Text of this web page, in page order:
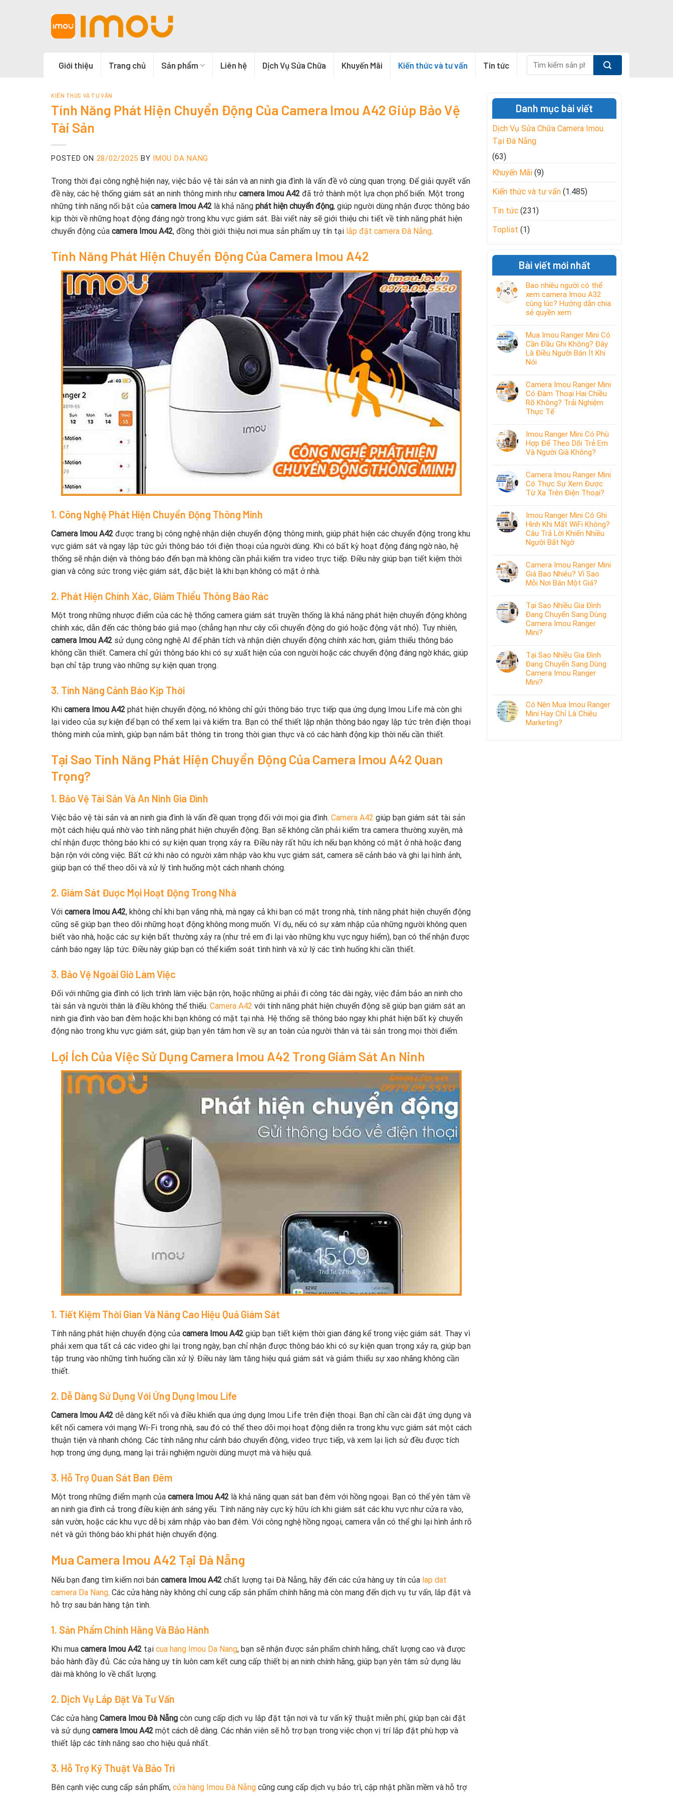
Giới thiệu Trang chủ Sản phẩm Liên hệ Dịch Vụ Sửa Chữa Khuyến Mãi Kiến thức và tư vấn Tin tức
kiếm:
KIẾN THỨC VÀ TƯ VẤN
Tính Năng Phát Hiện Chuyển Động Của Camera Imou A42 Giúp Bảo Vệ
Tài Sản
POSTED ON 28/02/2025 BY IMOU DA NANG
Trong thời đại công nghệ hiện nay, việc bảo vệ tài sản và an ninh gia đình là vấn đề vô cùng quan trọng. Để giải quyết vấn
đề này, các hệ thống giám sát an ninh thông minh như camera Imou A42 đã trở thành một lựa chọn phổ biến. Một trong
những tính năng nổi bật của camera Imou A42 là khả năng phát hiện chuyển động, giúp người dùng nhận được thông báo
kịp thời về những hoạt động đáng ngờ trong khu vực giám sát. Bài viết này sẽ giới thiệu chi tiết về tính năng phát hiện
chuyển động của camera Imou A42, đồng thời giới thiệu nơi mua sản phẩm uy tín tại lắp đặt camera Đà Nẵng.
Tính Năng Phát Hiện Chuyển Động Của Camera Imou A42
1. Công Nghệ Phát Hiện Chuyển Động Thông Minh
Camera Imou A42 được trang bị công nghệ nhận diện chuyển động thông minh, giúp phát hiện các chuyển động trong khu
vực giám sát và ngay lập tức gửi thông báo tới điện thoại của người dùng. Khi có bất kỳ hoạt động đáng ngờ nào, hệ
thống sẽ nhận diện và thông báo đến bạn mà không cần phải kiểm tra video trực tiếp. Điều này giúp bạn tiết kiệm thời
gian và công sức trong việc giám sát, đặc biệt là khi bạn không có mặt ở nhà.
2. Phát Hiện Chính Xác, Giảm Thiểu Thông Báo Rác
Một trong những nhược điểm của các hệ thống camera giám sát truyền thống là khả năng phát hiện chuyển động không
chính xác, dẫn đến các thông báo giả mạo (chẳng hạn như cây cối chuyển động do gió hoặc động vật nhỏ). Tuy nhiên,
camera Imou A42 sử dụng công nghệ AI để phân tích và nhận diện chuyển động chính xác hơn, giảm thiểu thông báo
không cần thiết. Camera chỉ gửi thông báo khi có sự xuất hiện của con người hoặc các chuyển động đáng ngờ khác, giúp
bạn chỉ tập trung vào những sự kiện quan trọng.
3. Tính Năng Cảnh Báo Kịp Thời
Khi camera Imou A42 phát hiện chuyển động, nó không chỉ gửi thông báo trực tiếp qua ứng dụng Imou Life mà còn ghi
lại video của sự kiện để bạn có thể xem lại và kiểm tra. Bạn có thể thiết lập nhận thông báo ngay lập tức trên điện thoại
thông minh của mình, giúp bạn nắm bắt thông tin trong thời gian thực và có các hành động kịp thời nếu cần thiết.
Tại Sao Tính Năng Phát Hiện Chuyển Động Của Camera Imou A42 Quan
Trọng?
1. Bảo Vệ Tài Sản Và An Ninh Gia Đình
Việc bảo vệ tài sản và an ninh gia đình là vấn đề quan trọng đối với mọi gia đình. Camera A42 giúp bạn giám sát tài sản
một cách hiệu quả nhờ vào tính năng phát hiện chuyển động. Bạn sẽ không cần phải kiểm tra camera thường xuyên, mà
chỉ nhận được thông báo khi có sự kiện quan trọng xảy ra. Điều này rất hữu ích nếu bạn không có mặt ở nhà hoặc đang
bận rộn với công việc. Bất cứ khi nào có người xâm nhập vào khu vực giám sát, camera sẽ cảnh báo và ghi lại hình ảnh,
giúp bạn có thể theo dõi và xử lý tình huống một cách nhanh chóng.
2. Giám Sát Được Mọi Hoạt Động Trong Nhà
Với camera Imou A42, không chỉ khi bạn vắng nhà, mà ngay cả khi bạn có mặt trong nhà, tính năng phát hiện chuyển động
cũng sẽ giúp bạn theo dõi những hoạt động không mong muốn. Ví dụ, nếu có sự xâm nhập của những người không quen
biết vào nhà, hoặc các sự kiện bất thường xảy ra (như trẻ em đi lại vào những khu vực nguy hiểm), bạn có thể nhận được
cảnh báo ngay lập tức. Điều này giúp bạn có thể kiểm soát tình hình và xử lý các tình huống khi cần thiết.
3. Bảo Vệ Ngoài Giờ Làm Việc
Đối với những gia đình có lịch trình làm việc bận rộn, hoặc những ai phải đi công tác dài ngày, việc đảm bảo an ninh cho
tài sản và người thân là điều không thể thiếu. Camera A42 với tính năng phát hiện chuyển động sẽ giúp bạn giám sát an
ninh gia đình vào ban đêm hoặc khi bạn không có mặt tại nhà. Hệ thống sẽ thông báo ngay khi phát hiện bất kỳ chuyển
động nào trong khu vực giám sát, giúp bạn yên tâm hơn về sự an toàn của người thân và tài sản trong mọi thời điểm.
Lợi Ích Của Việc Sử Dụng Camera Imou A42 Trong Giám Sát An Ninh
1. Tiết Kiệm Thời Gian Và Nâng Cao Hiệu Quả Giám Sát
Tính năng phát hiện chuyển động của camera Imou A42 giúp bạn tiết kiệm thời gian đáng kể trong việc giám sát. Thay vì
phải xem qua tất cả các video ghi lại trong ngày, bạn chỉ nhận được thông báo khi có sự kiện quan trọng xảy ra, giúp bạn
tập trung vào những tình huống cần xử lý. Điều này làm tăng hiệu quả giám sát và giảm thiểu sự xao nhãng không cần
thiết.
2. Dễ Dàng Sử Dụng Với Ứng Dụng Imou Life
Camera Imou A42 dễ dàng kết nối và điều khiển qua ứng dụng Imou Life trên điện thoại. Bạn chỉ cần cài đặt ứng dụng và
kết nối camera với mạng Wi-Fi trong nhà, sau đó có thể theo dõi mọi hoạt động diễn ra trong khu vực giám sát một cách
thuận tiện và nhanh chóng. Các tính năng như cảnh báo chuyển động, video trực tiếp, và xem lại lịch sử đều được tích
hợp trong ứng dụng, mang lại trải nghiệm người dùng mượt mà và hiệu quả.
3. Hỗ Trợ Quan Sát Ban Đêm
Một trong những điểm mạnh của camera Imou A42 là khả năng quan sát ban đêm với hồng ngoại. Bạn có thể yên tâm về
an ninh gia đình cả trong điều kiện ánh sáng yếu. Tính năng này cực kỳ hữu ích khi giám sát các khu vực như cửa ra vào,
sân vườn, hoặc các khu vực dễ bị xâm nhập vào ban đêm. Với công nghệ hồng ngoại, camera vẫn có thể ghi lại hình ảnh rõ
nét và gửi thông báo khi phát hiện chuyển động.
Mua Camera Imou A42 Tại Đà Nẵng
Nếu bạn đang tìm kiếm nơi bán camera Imou A42 chất lượng tại Đà Nẵng, hãy đến các cửa hàng uy tín của lap dat
camera Da Nang. Các cửa hàng này không chỉ cung cấp sản phẩm chính hãng mà còn mang đến dịch vụ tư vấn, lắp đặt và
hỗ trợ sau bán hàng tận tình.
1. Sản Phẩm Chính Hãng Và Bảo Hành
Khi mua camera Imou A42 tại cua hang Imou Da Nang, bạn sẽ nhận được sản phẩm chính hãng, chất lượng cao và được
bảo hành đầy đủ. Các cửa hàng uy tín luôn cam kết cung cấp thiết bị an ninh chính hãng, giúp bạn yên tâm sử dụng lâu
dài mà không lo về chất lượng.
2. Dịch Vụ Lắp Đặt Và Tư Vấn
Các cửa hàng Camera Imou Đà Nẵng còn cung cấp dịch vụ lắp đặt tận nơi và tư vấn kỹ thuật miễn phí, giúp bạn cài đặt
và sử dụng camera Imou A42 một cách dễ dàng. Các nhân viên sẽ hỗ trợ bạn trong việc chọn vị trí lắp đặt phù hợp và
thiết lập các tính năng sao cho hiệu quả nhất.
3. Hỗ Trợ Kỹ Thuật Và Bảo Trì
Bên cạnh việc cung cấp sản phẩm, cửa hàng Imou Đà Nẵng cũng cung cấp dịch vụ bảo trì, cập nhật phần mềm và hỗ trợ
Danh mục bài viết
Dịch Vụ Sửa Chữa Camera Imou
Tại Đà Nẵng
(63)
Khuyến Mãi (9)
Kiến thức và tư vấn (1.485)
Tin tức (231)
Toplist (1)
Bài viết mới nhất
Bao nhiêu người có thể
xem camera Imou A32
cùng lúc? Hướng dẫn chia
sẻ quyền xem
Mua Imou Ranger Mini Có
Cần Đầu Ghi Không? Đây
Là Điều Người Bán Ít Khi
Nói
Camera Imou Ranger Mini
Có Đàm Thoại Hai Chiều
Rõ Không? Trải Nghiệm
Thực Tế
Imou Ranger Mini Có Phù
Hợp Để Theo Dõi Trẻ Em
Và Người Già Không?
Camera Imou Ranger Mini
Có Thực Sự Xem Được
Từ Xa Trên Điện Thoại?
Imou Ranger Mini Có Ghi
Hình Khi Mất WiFi Không?
Câu Trả Lời Khiến Nhiều
Người Bất Ngờ
Camera Imou Ranger Mini
Giá Bao Nhiêu? Vì Sao
Mỗi Nơi Bán Một Giá?
Tại Sao Nhiều Gia Đình
Đang Chuyển Sang Dùng
Camera Imou Ranger
Mini?
Tại Sao Nhiều Gia Đình
Đang Chuyển Sang Dùng
Camera Imou Ranger
Mini?
Có Nên Mua Imou Ranger
Mini Hay Chỉ Là Chiêu
Marketing?